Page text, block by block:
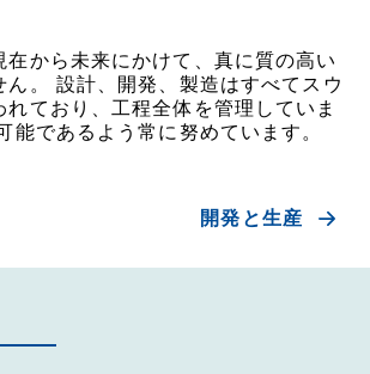
から未来にかけて、真に質の高い
ん。 設計、開発、製造はすべてスウ
ており、工程全体を管理していま
であるよう常に努めています。
開発と生産